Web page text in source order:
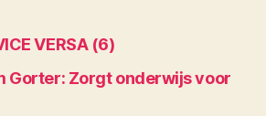
VERSA (6)
Gorter: Zorgt onderwijs voor